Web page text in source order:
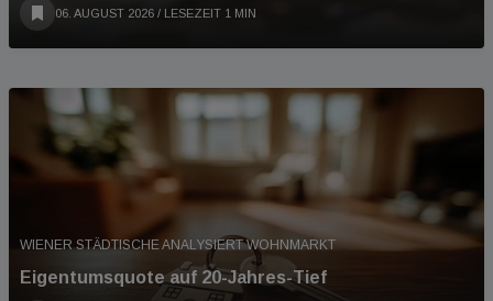
06. AUGUST 2026 / LESEZEIT 1 MIN
WIENER STÄDTISCHE ANALYSIERT WOHNMARKT
Eigentumsquote auf 20-Jahres-Tief